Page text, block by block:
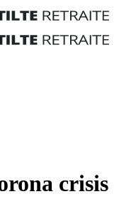
crisis